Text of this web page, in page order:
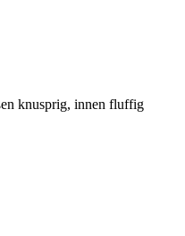
knusprig, innen fluffig